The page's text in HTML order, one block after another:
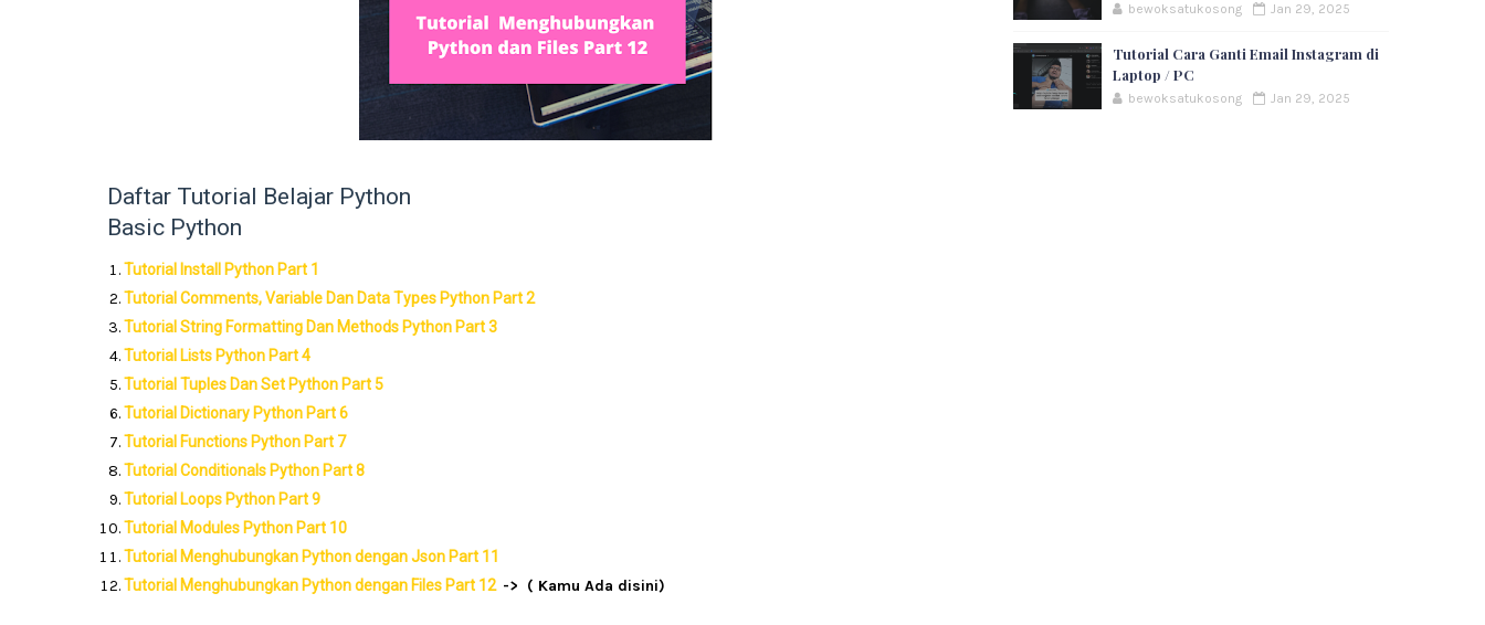
Daftar Tutorial Belajar Python
Basic Python
Tutorial Install Python Part 1
Tutorial Comments, Variable Dan Data Types Python Part 2
Tutorial String Formatting Dan Methods Python Part 3
Tutorial Lists Python Part 4
Tutorial Tuples Dan Set Python Part 5
Tutorial Dictionary Python Part 6
Tutorial Functions Python Part 7
Tutorial Conditionals Python Part 8
Tutorial Loops Python Part 9
Tutorial Modules Python Part 10
Tutorial Menghubungkan Python dengan Json Part 11
Tutorial Menghubungkan Python dengan Files Part 12 -> ( Kamu Ada disini)
bewoksatukosong Jan 29, 2025
Tutorial Cara Ganti Email Instagram di
Laptop / PC
bewoksatukosong Jan 29, 2025